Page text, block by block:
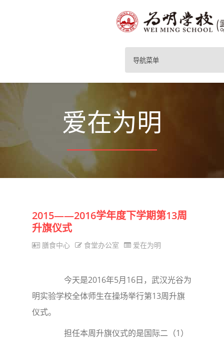
导航菜单
爱在为明
2015——2016学年度下学期第13周
升旗仪式
膳食中心 食堂办公室 爱在为明
今天是2016年5月16日，武汉光谷为
明实验学校全体师生在操场举行第13周升旗
仪式。
担任本周升旗仪式的是国际二（1）